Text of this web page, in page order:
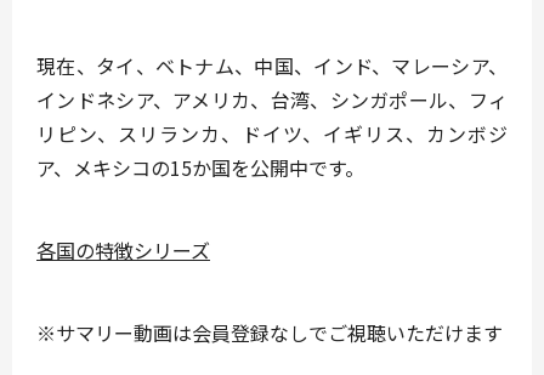
現在、 タイ、ベトナム、中国、インド、マレーシア、
インドネシア、アメリカ、台湾、シンガポール、フィ
リピン、スリランカ、ドイツ、イギリス、カンボジ
ア、メキシコの15か国を公開中です。
各国の特徴シリーズ
※サマリー動画は会員登録なしでご視聴いただけます